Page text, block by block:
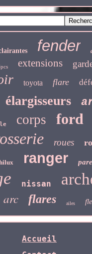
fender
extensions
toyota flare
élargisseurs
corps ford
roues
ranger
nissan
arc flares ailes
Accueil